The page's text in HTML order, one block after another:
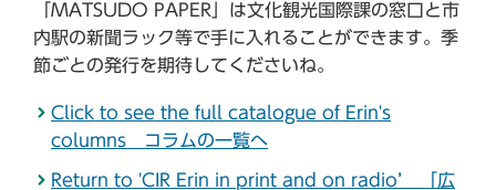
「MATSUDO PAPER」は文化観光国際課の窓口と市
内駅の新聞ラック等で手に入れることができます。季
節ごとの発行を期待してくださいね。
Click to see the full catalogue of Erin's
columns コラムの一覧へ
Return to 'CIR Erin in print and on radio’ 「広